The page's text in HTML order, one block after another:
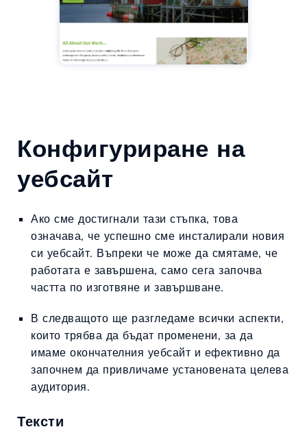
Конфигуриране на
уебсайт
Ако сме достигнали тази стъпка, това
означава, че успешно сме инсталирали новия
си уебсайт. Въпреки че може да смятаме, че
работата е завършена, само сега започва
частта по изготвяне и завършване.
В следващото ще разгледаме всички аспекти,
които трябва да бъдат променени, за да
имаме окончателния уебсайт и ефективно да
започнем да привличаме установената целева
аудитория.
Тексти